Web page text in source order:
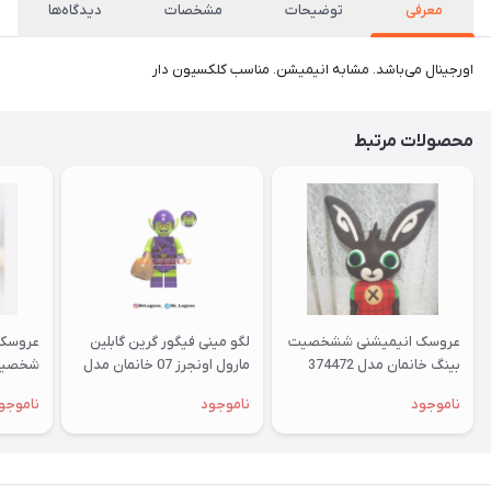
معرفی توضیحات مشخصات دیدگاه‌ها
اورجینال می‌باشد. مشابه انیمیشن. مناسب کلکسیون دار
محصولات مرتبط
عروسک انیمیشنی ششخصیت
بینگ خانمان مدل 374472
ناموجود
لگو مینی فیگور گرین گابلین
مارول اونجرز 07 خانمان مدل
ناموجود